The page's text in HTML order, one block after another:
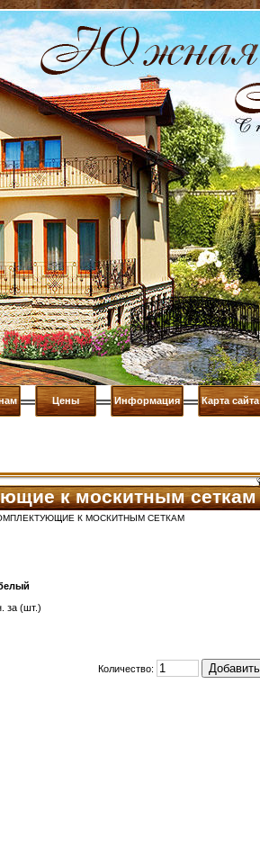
Цены Информация Карта сайта
к москитным сеткам
К МОСКИТНЫМ СЕТКАМ
за (шт.)
Количество: